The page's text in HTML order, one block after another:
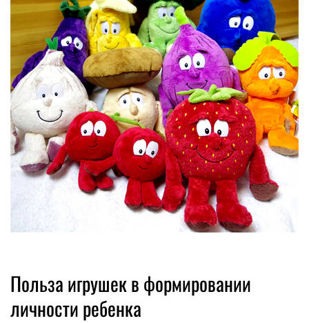
Польза игрушек в формировании
личности ребенка